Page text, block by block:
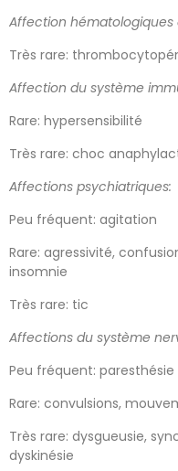
Affection
Très rare:
Affection du système
Rare: hypersensibilité
Très rare: choc
Affections psychiatriques:
Peu fréquent: agitation
Rare: agressivité,
insomnie
Très rare: tic
Affections du système
Peu fréquent: paresthésie
Rare: convulsions,
Très rare: dysgueusie,
dyskinésie